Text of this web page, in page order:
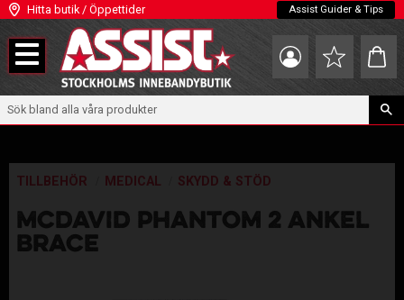
Meny
Hitta butik / Öppettider Assist Guider & Tips
Favoriter
TILLBEHÖR MEDICAL SKYDD & STÖD
MCDAVID PHANTOM 2 ANKEL
BRACE